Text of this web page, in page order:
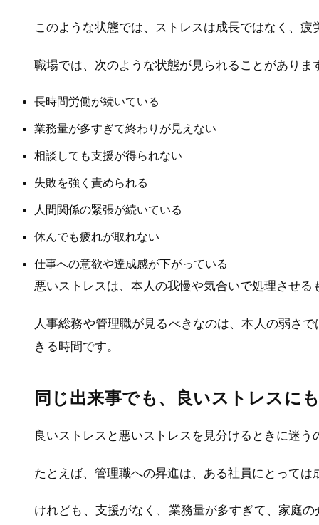
このような状態では、ストレスは成長ではなく、疲
職場では、次のような状態が見られることがありま
長時間労働が続いている
業務量が多すぎて終わりが見えない
相談しても支援が得られない
失敗を強く責められる
人間関係の緊張が続いている
休んでも疲れが取れない
仕事への意欲や達成感が下がっている
悪いストレスは、本人の我慢や気合いで処理させる
人事総務や管理職が見るべきなのは、本人の弱さ
きる時間です。
同じ出来事でも、良いストレスに
良いストレスと悪いストレスを見分けるときに迷
たとえば、管理職への昇進は、ある社員にとっては
けれども、支援がなく、業務量が多すぎて、家庭